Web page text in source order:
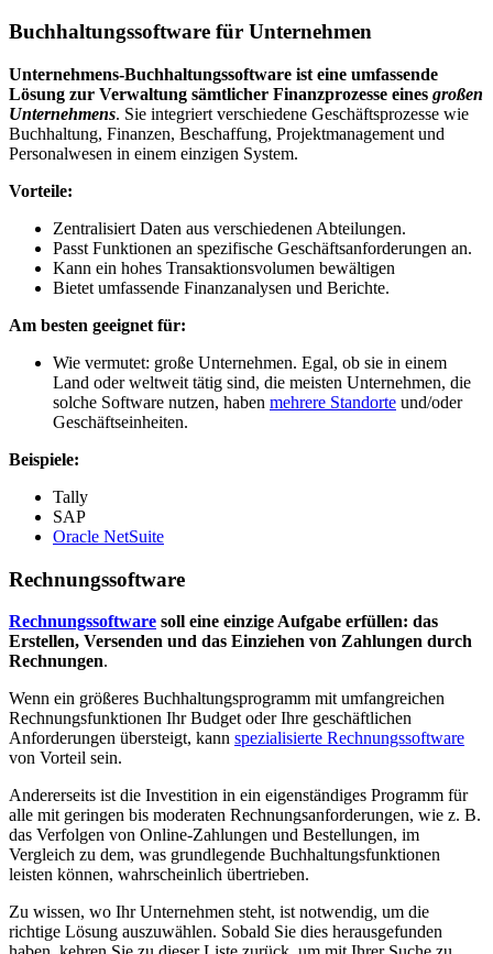
Buchhaltungssoftware für Unternehmen
Unternehmens-Buchhaltungssoftware ist eine umfassende
Lösung zur Verwaltung sämtlicher Finanzprozesse eines großen
Unternehmens. Sie integriert verschiedene Geschäftsprozesse wie
Buchhaltung, Finanzen, Beschaffung, Projektmanagement und
Personalwesen in einem einzigen System.
Vorteile:
Zentralisiert Daten aus verschiedenen Abteilungen.
Passt Funktionen an spezifische Geschäftsanforderungen an.
Kann ein hohes Transaktionsvolumen bewältigen
Bietet umfassende Finanzanalysen und Berichte.
Am besten geeignet für:
Wie vermutet: große Unternehmen. Egal, ob sie in einem
Land oder weltweit tätig sind, die meisten Unternehmen, die
solche Software nutzen, haben mehrere Standorte und/oder
Geschäftseinheiten.
Beispiele:
Tally
SAP
Oracle NetSuite
Rechnungssoftware
Rechnungssoftware soll eine einzige Aufgabe erfüllen: das
Erstellen, Versenden und das Einziehen von Zahlungen durch
Rechnungen.
Wenn ein größeres Buchhaltungsprogramm mit umfangreichen
Rechnungsfunktionen Ihr Budget oder Ihre geschäftlichen
Anforderungen übersteigt, kann spezialisierte Rechnungssoftware
von Vorteil sein.
Andererseits ist die Investition in ein eigenständiges Programm für
alle mit geringen bis moderaten Rechnungsanforderungen, wie z. B.
das Verfolgen von Online-Zahlungen und Bestellungen, im
Vergleich zu dem, was grundlegende Buchhaltungsfunktionen
leisten können, wahrscheinlich übertrieben.
Zu wissen, wo Ihr Unternehmen steht, ist notwendig, um die
richtige Lösung auszuwählen. Sobald Sie dies herausgefunden